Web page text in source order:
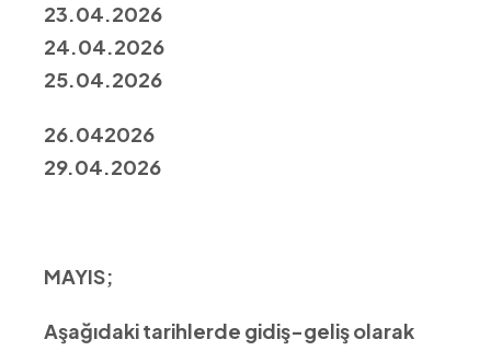
23.04.2026
24.04.2026
25.04.2026
26.042026
29.04.2026
MAYIS;
Aşağıdaki tarihlerde gidiş-geliş olarak